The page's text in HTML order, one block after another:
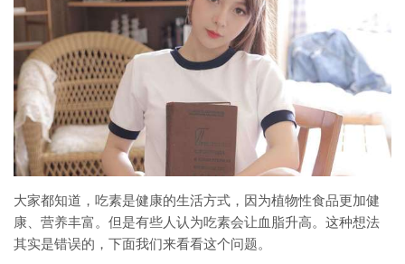
大家都知道，吃素是健康的生活方式，因为植物性食品更加健
康、营养丰富。但是有些人认为吃素会让血脂升高。这种想法
其实是错误的，下面我们来看看这个问题。